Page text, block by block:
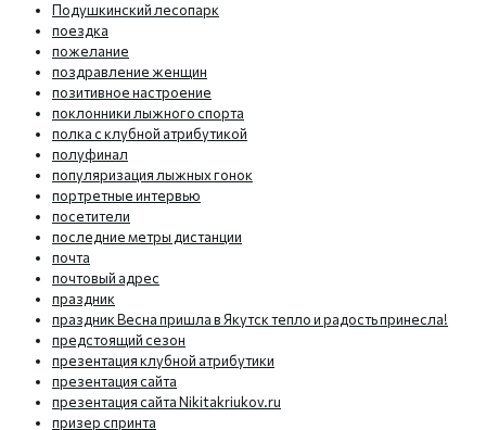
Подушкинский лесопарк
поездка
пожелание
поздравление женщин
позитивное настроение
поклонники лыжного спорта
полка с клубной атрибутикой
полуфинал
популяризация лыжных гонок
портретные интервью
посетители
последние метры дистанции
почта
почтовый адрес
праздник
праздник Весна пришла в Якутск тепло и радость принесла!
предстоящий сезон
презентация клубной атрибутики
презентация сайта
презентация сайта Nikitakriukov.ru
призер спринта